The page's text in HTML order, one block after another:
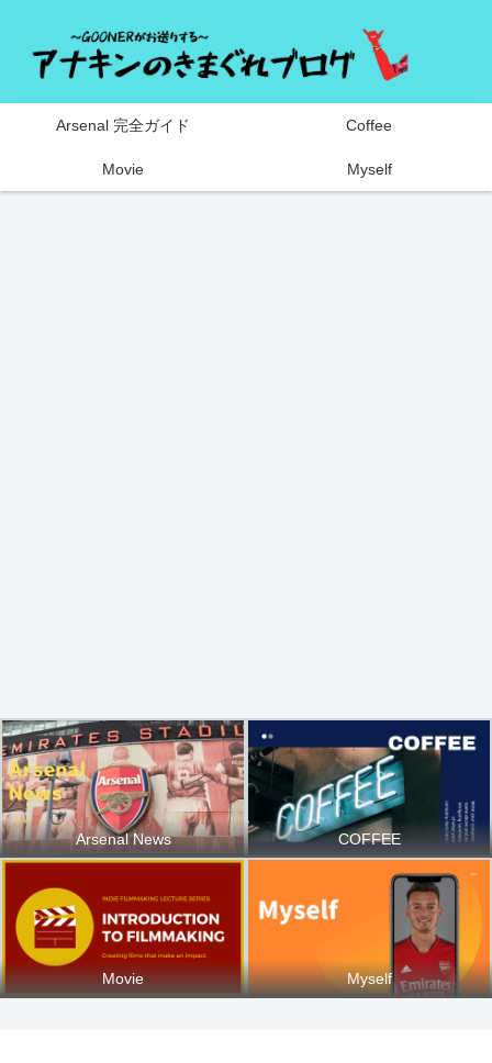
Arsenal 完全ガイド Coffee
Movie Myself
Arsenal News COFFEE
Movie Myself